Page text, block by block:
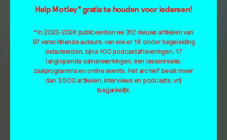
Help Motley* gratis te houden voor iedereen!
*In 2023-2024 publiceerden we 312 nieuwe artikelen van
97 verschillende auteurs, van wie er 18 onder begeleiding
debuteerden, bijna 100 podcastafleveringen, 17
langlopende samenwerkingen, een lessenreeks,
zaalprogramma en online events. Het archief bevat meer
dan 3.500 artikelen, interviews en podcasts, vrij
toegankelijk.